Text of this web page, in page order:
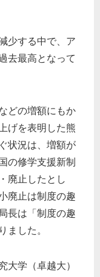
少する中で、ア
去最高となって
どの増額にもか
げを表明した熊
状況は、増額が
の修学支援新制
廃止したとし
廃止は制度の趣
長は「制度の趣
ました。
学（卓越大）